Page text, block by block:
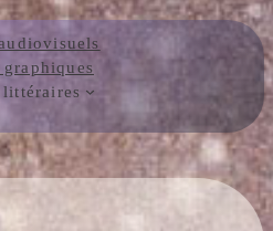
graphiques
littéraires